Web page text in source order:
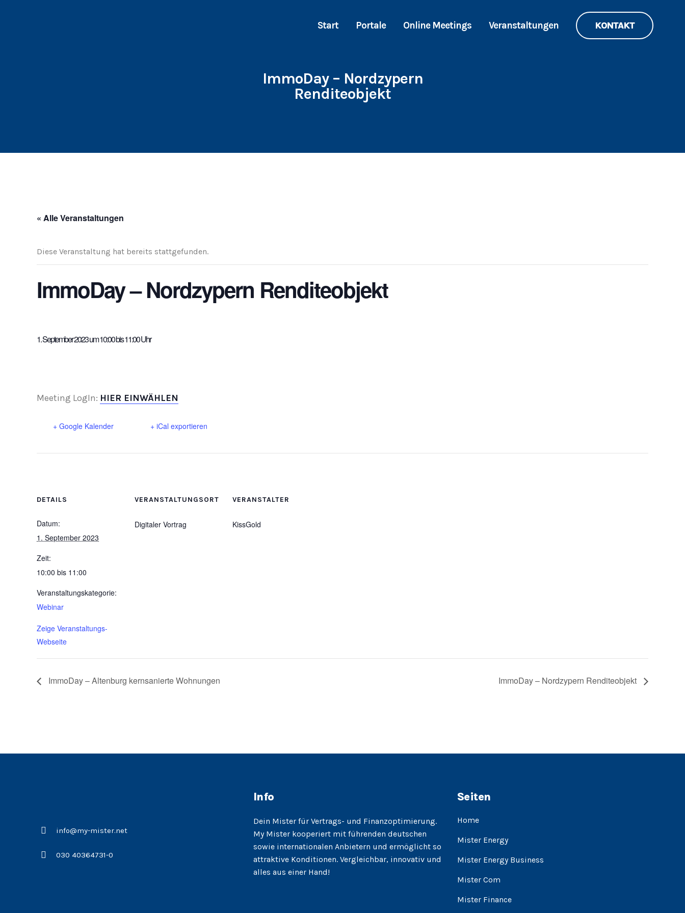
KONTAKT
Start Portale Online Meetings Veranstaltungen
ImmoDay – Nordzypern
Renditeobjekt
« Alle Veranstaltungen
Diese Veranstaltung hat bereits stattgefunden.
ImmoDay – Nordzypern Renditeobjekt
1. September 2023 um 10:00bis11:00
Meeting LogIn: HIER EINWÄHLEN
+ Google Kalender + iCal exportieren
DETAILS
Datum:
1. September 2023
Zeit:
10:00 bis 11:00
Veranstaltungskategorie:
Webinar
Zeige Veranstaltungs-
Webseite
VERANSTALTUNGSORT
Digitaler Vortrag
VERANSTALTER
KissGold
ImmoDay – Altenburg kernsanierte Wohnungen ImmoDay – Nordzypern Renditeobjekt
info@my-mister.net
030 40364731-0
Info
Dein Mister für Vertrags- und Finanzoptimierung.
My Mister kooperiert mit führenden deutschen
sowie internationalen Anbietern und ermöglicht so
attraktive Konditionen. Vergleichbar, innovativ und
alles aus einer Hand!
Seiten
Home
Mister Energy
Mister Energy Business
Mister Com
Mister Finance